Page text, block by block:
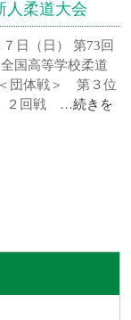
柔道大会
日（日） 第73回
国高等学校柔道
団体戦＞ 第３位
２回戦 …続きを